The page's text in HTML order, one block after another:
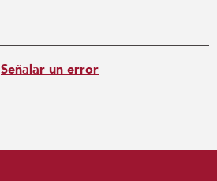
Señalar un error